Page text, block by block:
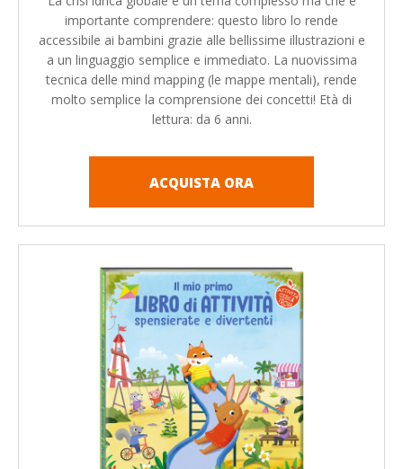
importante comprendere: questo libro lo rende
accessibile ai bambini grazie alle bellissime illustrazioni e
a un linguaggio semplice e immediato. La nuovissima
tecnica delle mind mapping (le mappe mentali), rende
molto semplice la comprensione dei concetti! Età di
lettura: da 6 anni.
ACQUISTA ORA